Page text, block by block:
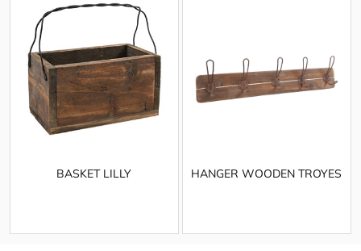
BASKET LILLY HANGER WOODEN TROYES